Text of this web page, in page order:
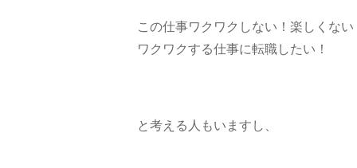
この仕事ワクワクしない！楽しくない
ワクワクする仕事に転職したい！
と考える人もいますし、